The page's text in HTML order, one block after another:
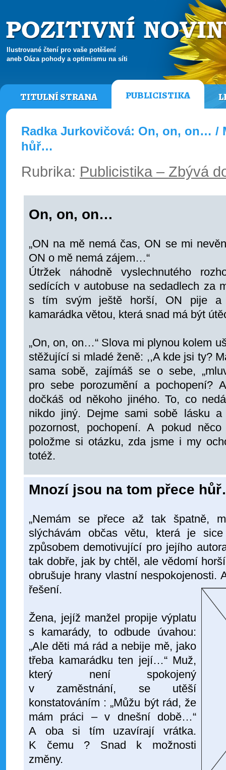
Ilustrované čtení pro vaše potěšení
aneb Oáza pohody a optimismu na síti
TITULNÍ STRANA PUBLICISTIKA
Radka Jurkovičová: On, on, on… /
hůř…
Rubrika: Publicistika – Zbývá
On, on, on…
„ON na mě nemá čas, ON se mi
ON o mě nemá zájem…“
Útržek náhodně vyslechnutého
sedících v autobuse na sedadlech za
s tím svým ještě horší, ON pije a
kamarádka větou, která snad má být
„On, on, on…“ Slova mi plynou kolem
stěžující si mladé ženě: ,,A kde jsi ty?
sama sobě, zajímáš se o sebe,
pro sebe porozumění a pochopení?
dočkáš od někoho jiného. To, co
nikdo jiný. Dejme sami sobě lásku
pozornost, pochopení. A pokud
položme si otázku, zda jsme i my
totéž.
Mnozí jsou na tom přece
„Nemám se přece až tak špatně,
slýchávám občas větu, která je
způsobem demotivující pro jejího
tak dobře, jak by chtěl, ale vědomí
obrušuje hrany vlastní nespokojenosti.
řešení.
Žena, jejíž manžel propije výplatu
s kamarády, to odbude úvahou:
„Ale děti má rád a nebije mě, jako
třeba kamarádku ten její…“ Muž,
který není spokojený
v zaměstnání, se utěší
konstatováním : „Můžu být rád, že
mám práci – v dnešní době…“
A oba si tím uzavírají vrátka.
K čemu ? Snad k možnosti
změny.